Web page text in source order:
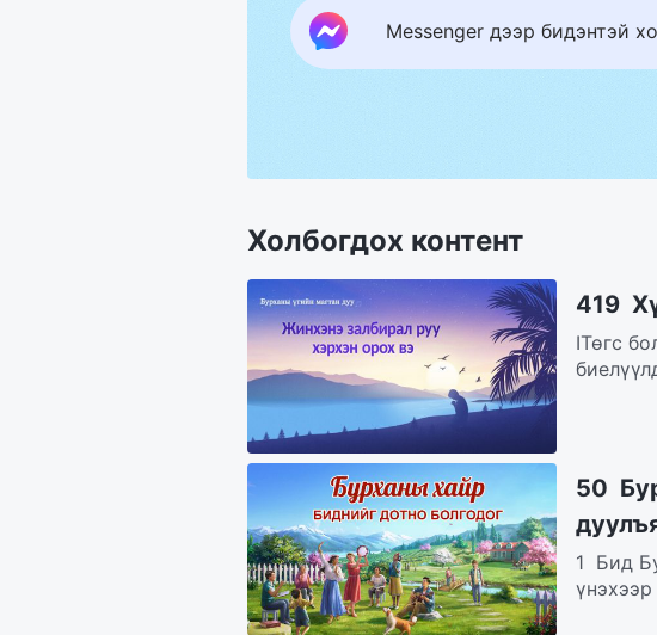
Messenger дээр бидэнтэй
Холбогдох контент
419
IТөгс
50
1 Бид